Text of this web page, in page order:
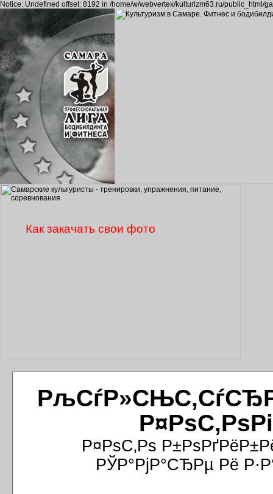
Notice: Undefined offset: 8192 in /home/w/webvertex/kulturizm63.ru/public_html/
Р¤РѕС‚Рѕ
РЎР°РјР°СЂРµ Рё
Как закачать свои фото